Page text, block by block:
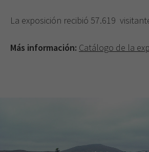
La exposición recibió 57.619
Más información: Catálogo de la